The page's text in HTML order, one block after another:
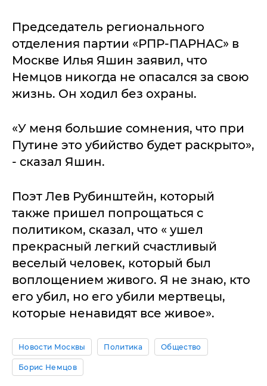
Председатель регионального
отделения партии «РПР-ПАРНАС» в
Москве Илья Яшин заявил, что
Немцов никогда не опасался за свою
жизнь. Он ходил без охраны.
«У меня большие сомнения, что при
Путине это убийство будет раскрыто»,
- сказал Яшин.
Поэт Лев Рубинштейн, который
также пришел попрощаться с
политиком, сказал, что « ушел
прекрасный легкий счастливый
веселый человек, который был
воплощением живого. Я не знаю, кто
его убил, но его убили мертвецы,
которые ненавидят все живое».
Новости Москвы Политика Общество
Борис Немцов